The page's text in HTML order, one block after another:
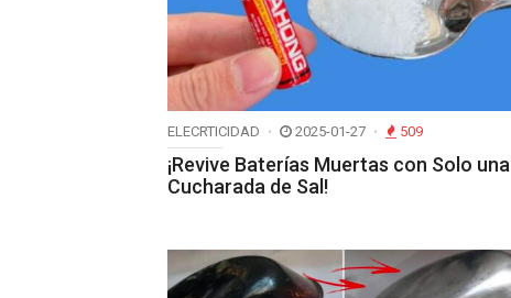
ELECRTICIDAD 2025-01-27 509
¡Revive Baterías Muertas con Solo una
Cucharada de Sal!